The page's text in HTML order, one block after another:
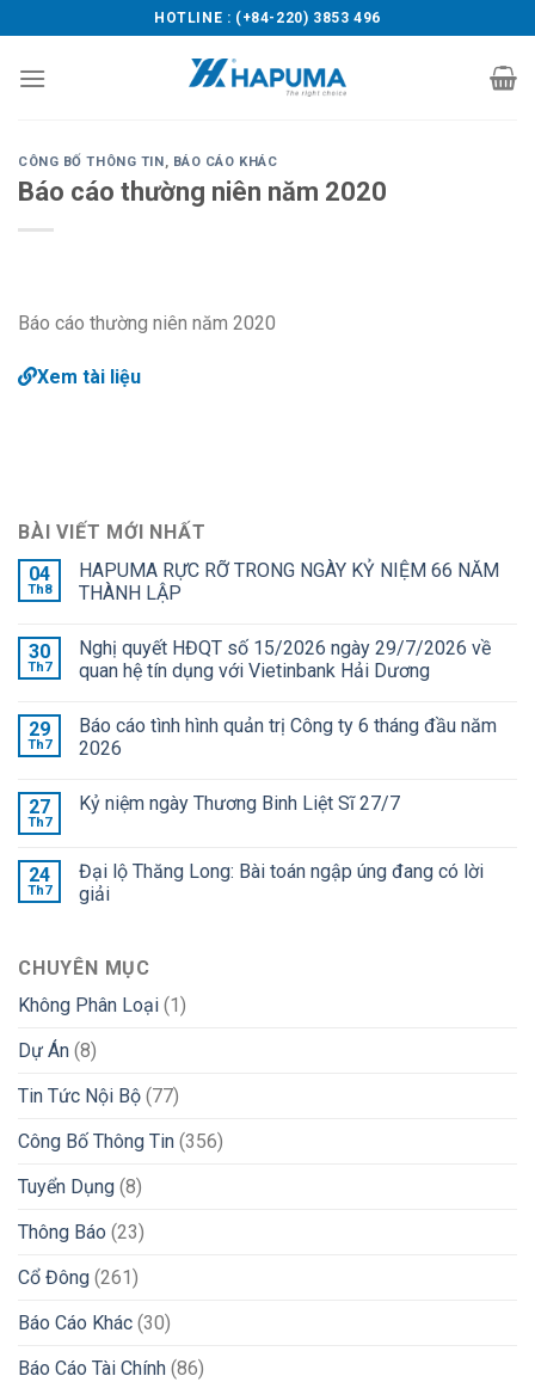
to
content
HOTLINE : (+84-220) 3853 496
CÔNG BỐ THÔNG TIN, BÁO CÁO KHÁC
Báo cáo thường niên năm 2020
Báo cáo thường niên năm 2020
Xem tài liệu
BÀI VIẾT MỚI NHẤT
04
Th8
HAPUMA RỰC RỠ TRONG NGÀY KỶ NIỆM 66 NĂM
THÀNH LẬP
30
Th7
Nghị quyết HĐQT số 15/2026 ngày 29/7/2026 về
quan hệ tín dụng với Vietinbank Hải Dương
29
Th7
Báo cáo tình hình quản trị Công ty 6 tháng đầu năm
2026
27
Th7
Kỷ niệm ngày Thương Binh Liệt Sĩ 27/7
24
Th7
Đại lộ Thăng Long: Bài toán ngập úng đang có lời
giải
CHUYÊN MỤC
Không Phân Loại (1)
Dự Án (8)
Tin Tức Nội Bộ (77)
Công Bố Thông Tin (356)
Tuyển Dụng (8)
Thông Báo (23)
Cổ Đông (261)
Báo Cáo Khác (30)
Báo Cáo Tài Chính (86)